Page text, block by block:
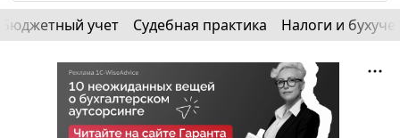
Бюджетный учет Судебная практика Налоги и